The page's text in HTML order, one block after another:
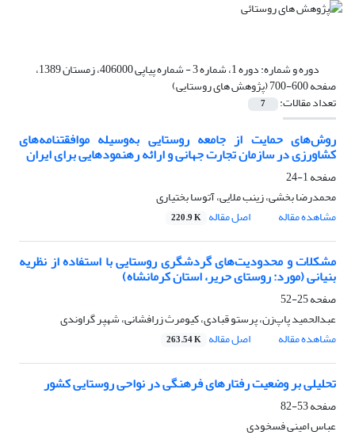
دوره و شماره: دوره 1، شماره 3 - شماره پیاپی 406000، زمستان 1389،
صفحه 600-700 (پژوهش های روستایی)
تعداد مقالات: 7
روش‌های حمایت از جامعه روستایی به‌وسیله موافقتنامه‌های
کشاورزی در سازمان تجارت جهانی و ارائه رهنمودهایی برای ایران
صفحه1-24
محمدرضا بخشی، زینب ملایی، آتوسا بختیاری
مشاهده مقاله
اصل مقاله 220.9 K
مشکلات و محدودیت‌های گردشگری روستایی با استفاده از نظریه
بنیانی (مورد: روستای حریر، استان کرمانشاه)
صفحه25-52
عبدالحمید پاپ‌زن، پرستو قبادی، کیومرث زرافشانی، شهپر گراوندی
مشاهده مقاله
اصل مقاله 263.54 K
تحلیلی بر وضعیت رفتارهای فرهنگی در نواحی روستایی کشور
صفحه53-82
عباس امینی فسخودی